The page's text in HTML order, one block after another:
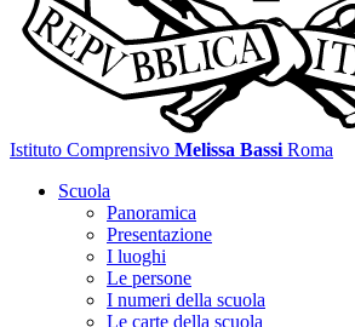
Istituto Comprensivo Melissa Bassi Roma
Scuola
Panoramica
Presentazione
I luoghi
Le persone
I numeri della scuola
Le carte della scuola